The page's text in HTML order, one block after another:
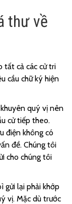
thư về
tất cả các cử tri
cầu chữ ký hiện
quý vị nên
cử tiếp theo.
điện không có
đề. Chúng tôi
cho chúng tôi
gửi lại phải khớp
vị. Mặc dù trước